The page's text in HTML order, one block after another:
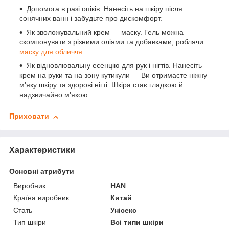
Допомога в разі опіків. Нанесіть на шкіру після
сонячних ванн і забудьте про дискомфорт.
Як зволожувальний крем — маску. Гель можна
скомпонувати з різними оліями та добавками, роблячи
маску для обличчя.
Як відновлювальну есенцію для рук і нігтів. Нанесіть
крем на руки та на зону кутикули — Ви отримаєте ніжну
м'яку шкіру та здорові нігті. Шкіра стає гладкою й
надзвичайно м'якою.
Приховати
Характеристики
Основні атрибути
Виробник
HAN
Країна виробник
Китай
Стать
Унісекс
Тип шкіри
Всі типи шкіри